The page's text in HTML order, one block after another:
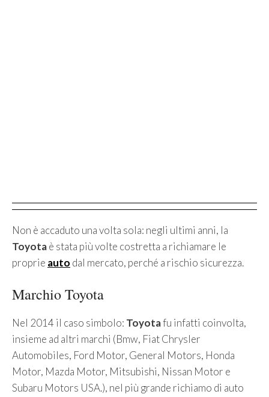
Non è accaduto una volta sola: negli ultimi anni, la
Toyotaè stata più volte costretta a richiamare le
proprie auto dal mercato, perché a rischio sicurezza.
Marchio Toyota
Nel 2014 il caso simbolo: Toyotafu infatti coinvolta,
insieme ad altri marchi (Bmw, Fiat Chrysler
Automobiles, Ford Motor, General Motors, Honda
Motor, Mazda Motor, Mitsubishi, Nissan Motor e
Subaru Motors USA.), nel più grande richiamo di auto